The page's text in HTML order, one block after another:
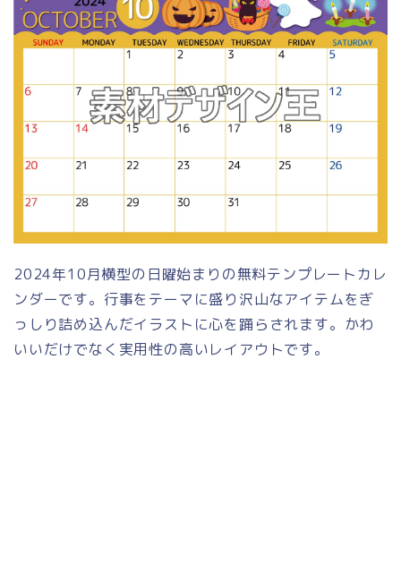
2024年10月横型の日曜始まりの無料テンプレートカレ
ンダーです。行事をテーマに盛り沢山なアイテムをぎ
っしり詰め込んだイラストに心を踊らされます。かわ
いいだけでなく実用性の高いレイアウトです。